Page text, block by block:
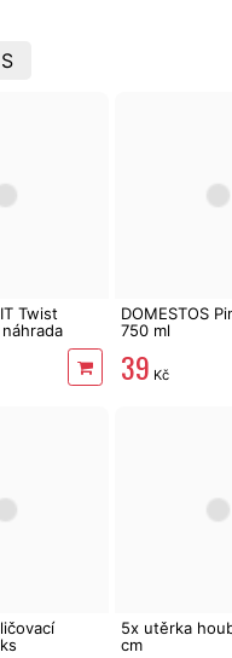
Twist
DOMESTOS
750 ml
39 Kč
5x utěrka
cm